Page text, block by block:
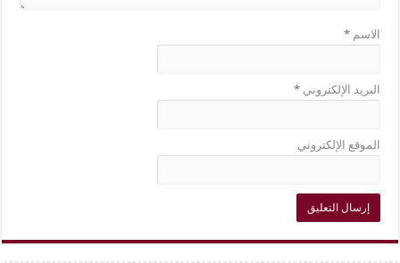
الاسم*
البريد الإلكتروني*
الموقع الإلكتروني